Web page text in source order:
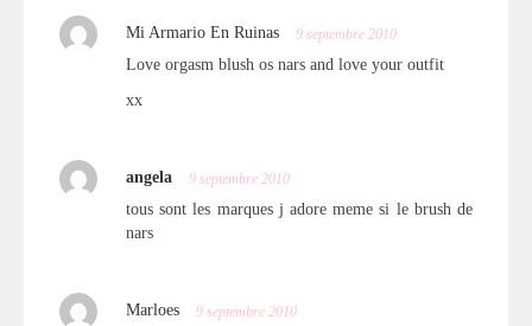
Mi Armario En Ruinas 9 septembre 2010
Love orgasm blush os nars and love your outfit
xx
angela 9 septembre 2010
tous sont les marques j adore meme si le brush de
nars
Marloes 9 septembre 2010